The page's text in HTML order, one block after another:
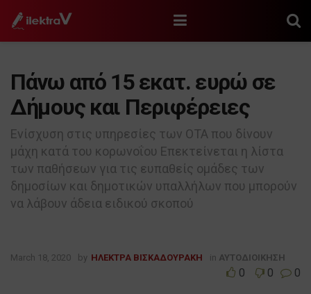
Πάνω από 15 εκατ. ευρώ σε
Δήμους και Περιφέρειες
Ενίσχυση στις υπηρεσίες των ΟΤΑ που δίνουν
μάχη κατά του κορωνοΐου Επεκτείνεται η λίστα
των παθήσεων για τις ευπαθείς ομάδες των
δημοσίων και δημοτικών υπαλλήλων που μπορούν
να λάβουν άδεια ειδικού σκοπού
March 18, 2020 by ΗΛΕΚΤΡΑ ΒΙΣΚΑΔΟΥΡΑΚΗ in ΑΥΤΟΔΙΟΙΚΗΣΗ
0 0 0